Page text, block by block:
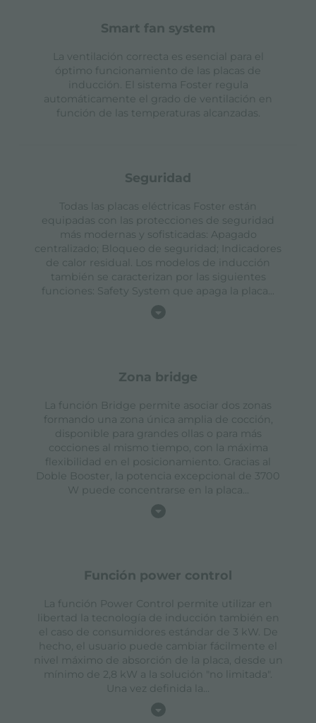
smart fan system
La ventilación correcta es esencial para el
óptimo funcionamiento de las placas de
inducción. El sistema Foster regula
automáticamente el grado de ventilación en
función de las temperaturas alcanzadas.
seguridad
Todas las placas eléctricas Foster están
equipadas con las protecciones de seguridad
más modernas y sofisticadas: Apagado
centralizado; Bloqueo de seguridad; Indicadores
de calor residual. Los modelos de inducción
también se caracterizan por las siguientes
funciones: Safety System que apaga la placa...
zona bridge
La función Bridge permite asociar dos zonas
formando una zona única amplia de cocción,
disponible para grandes ollas o para más
cocciones al mismo tiempo, con la máxima
flexibilidad en el posicionamiento. Gracias al
Doble Booster, la potencia excepcional de 3700
W puede concentrarse en la placa...
función power control
La función Power Control permite utilizar en
libertad la tecnología de inducción también en
el caso de consumidores estándar de 3 kW. De
hecho, el usuario puede cambiar fácilmente el
nivel máximo de absorción de la placa, desde un
mínimo de 2,8 kW a la solución "no limitada".
Una vez definida la...